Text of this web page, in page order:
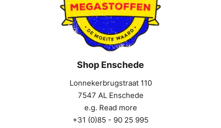
Shop Enschede
Lonnekerbrugstraat 110
7547 AL Enschede
e.g. Read more
+31 (0)85 - 90 25 995